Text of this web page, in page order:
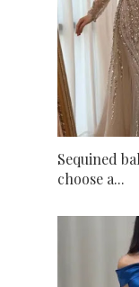
Sequined
choose a...